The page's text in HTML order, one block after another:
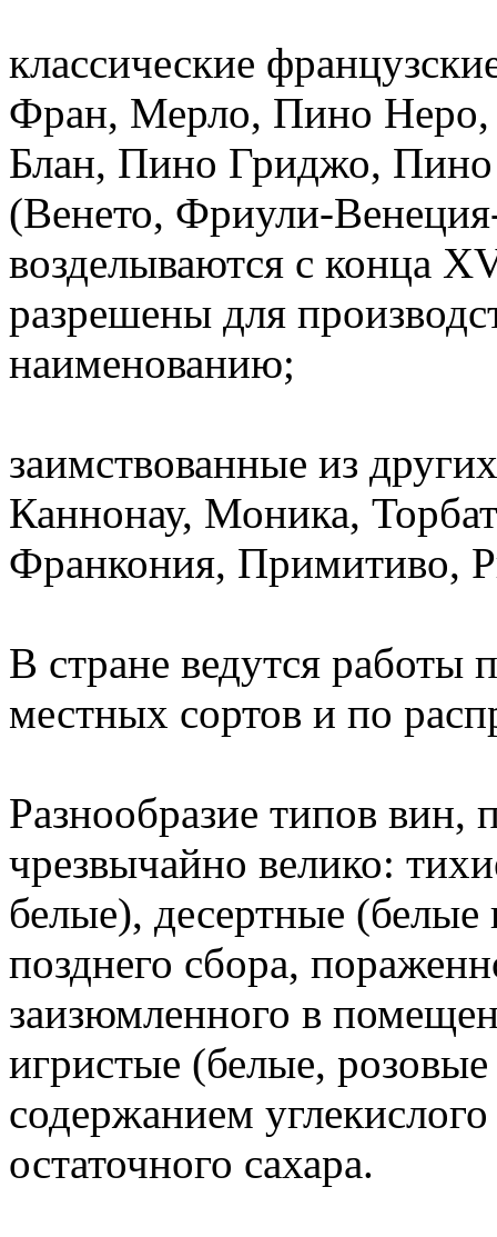
классические
Фран, Мерло, Пино
Блан, Пино Гриджо, Пино
(Венето, Фриули-
возделываются с конца
разрешены для
наименованию;
заимствованные из
Каннонау, Моника,
Франкония, Примитиво,
В стране ведутся работы
местных сортов и по
Разнообразие типов
чрезвычайно велико:
белые), десертные
позднего сбора,
заизюмленного в
игристые (белые,
содержанием
остаточного сахара.